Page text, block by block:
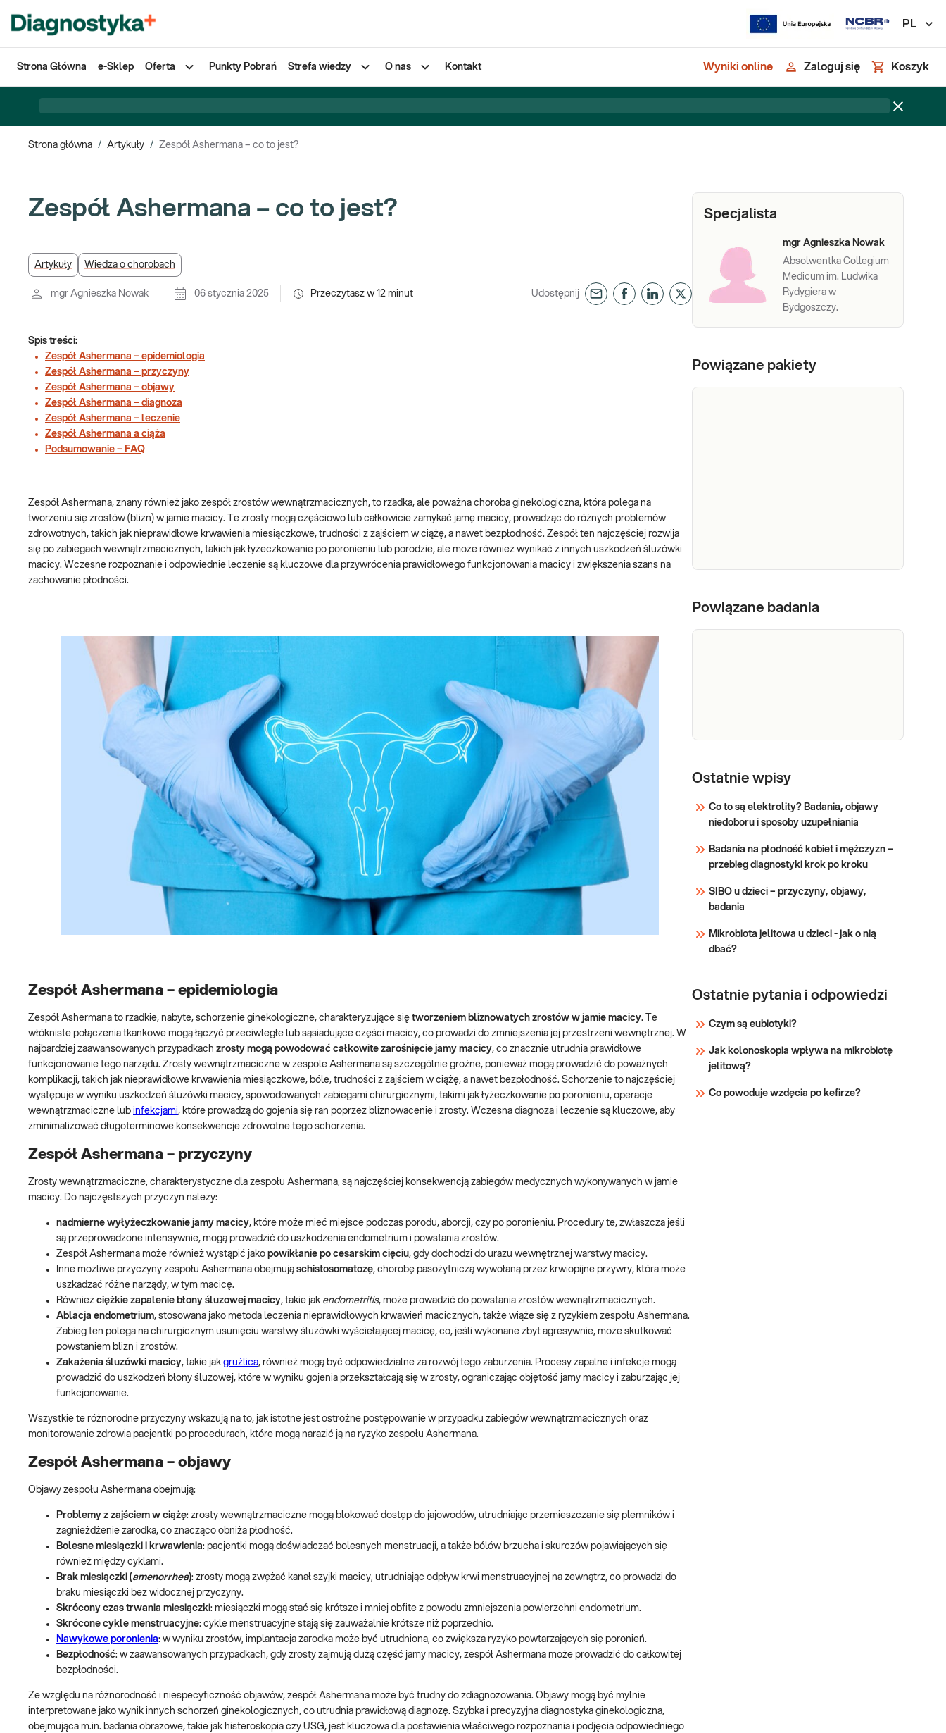
PL
Strona Główna e-Sklep Oferta Punkty Pobrań Strefa wiedzy O nas Kontakt Wyniki online Zaloguj się Koszyk
Strona główna / Artykuły / Zespół Ashermana – co to jest?
Zespół Ashermana – co to jest?
Artykuły Wiedza o chorobach
mgr Agnieszka Nowak 06 stycznia 2025 Przeczytasz w 12 minut Udostępnij
Spis treści:
Zespół Ashermana – epidemiologia
Zespół Ashermana – przyczyny
Zespół Ashermana – objawy
Zespół Ashermana – diagnoza
Zespół Ashermana – leczenie
Zespół Ashermana a ciąża
Podsumowanie – FAQ
Zespół Ashermana, znany również jako zespół zrostów wewnątrzmacicznych, to rzadka, ale poważna choroba ginekologiczna, która polega na
tworzeniu się zrostów (blizn) w jamie macicy. Te zrosty mogą częściowo lub całkowicie zamykać jamę macicy, prowadząc do różnych problemów
zdrowotnych, takich jak nieprawidłowe krwawienia miesiączkowe, trudności z zajściem w ciążę, a nawet bezpłodność. Zespół ten najczęściej rozwija
się po zabiegach wewnątrzmacicznych, takich jak łyżeczkowanie po poronieniu lub porodzie, ale może również wynikać z innych uszkodzeń śluzówki
macicy. Wczesne rozpoznanie i odpowiednie leczenie są kluczowe dla przywrócenia prawidłowego funkcjonowania macicy i zwiększenia szans na
zachowanie płodności.
Zespół Ashermana – epidemiologia
Zespół Ashermana to rzadkie, nabyte, schorzenie ginekologiczne, charakteryzujące się tworzeniem bliznowatych zrostów w jamie macicy. Te
włókniste połączenia tkankowe mogą łączyć przeciwległe lub sąsiadujące części macicy, co prowadzi do zmniejszenia jej przestrzeni wewnętrznej. W
najbardziej zaawansowanych przypadkach zrosty mogą powodować całkowite zarośnięcie jamy macicy, co znacznie utrudnia prawidłowe
funkcjonowanie tego narządu. Zrosty wewnątrzmaciczne w zespole Ashermana są szczególnie groźne, ponieważ mogą prowadzić do poważnych
komplikacji, takich jak nieprawidłowe krwawienia miesiączkowe, bóle, trudności z zajściem w ciążę, a nawet bezpłodność. Schorzenie to najczęściej
występuje w wyniku uszkodzeń śluzówki macicy, spowodowanych zabiegami chirurgicznymi, takimi jak łyżeczkowanie po poronieniu, operacje
wewnątrzmaciczne lub infekcjami, które prowadzą do gojenia się ran poprzez bliznowacenie i zrosty. Wczesna diagnoza i leczenie są kluczowe, aby
zminimalizować długoterminowe konsekwencje zdrowotne tego schorzenia.
Zespół Ashermana – przyczyny
Zrosty wewnątrzmaciczne, charakterystyczne dla zespołu Ashermana, są najczęściej konsekwencją zabiegów medycznych wykonywanych w jamie
macicy. Do najczęstszych przyczyn należy:
nadmierne wyłyżeczkowanie jamy macicy, które może mieć miejsce podczas porodu, aborcji, czy po poronieniu. Procedury te, zwłaszcza jeśli
są przeprowadzone intensywnie, mogą prowadzić do uszkodzenia endometrium i powstania zrostów.
Zespół Ashermana może również wystąpić jako powikłanie po cesarskim cięciu, gdy dochodzi do urazu wewnętrznej warstwy macicy.
Inne możliwe przyczyny zespołu Ashermana obejmują schistosomatozę, chorobę pasożytniczą wywołaną przez krwiopijne przywry, która może
uszkadzać różne narządy, w tym macicę.
Również ciężkie zapalenie błony śluzowej macicy, takie jak endometritis, może prowadzić do powstania zrostów wewnątrzmacicznych.
Ablacja endometrium, stosowana jako metoda leczenia nieprawidłowych krwawień macicznych, także wiąże się z ryzykiem zespołu Ashermana.
Zabieg ten polega na chirurgicznym usunięciu warstwy śluzówki wyściełającej macicę, co, jeśli wykonane zbyt agresywnie, może skutkować
powstaniem blizn i zrostów.
Zakażenia śluzówki macicy, takie jak gruźlica, również mogą być odpowiedzialne za rozwój tego zaburzenia. Procesy zapalne i infekcje mogą
prowadzić do uszkodzeń błony śluzowej, które w wyniku gojenia przekształcają się w zrosty, ograniczając objętość jamy macicy i zaburzając jej
funkcjonowanie.
Wszystkie te różnorodne przyczyny wskazują na to, jak istotne jest ostrożne postępowanie w przypadku zabiegów wewnątrzmacicznych oraz
monitorowanie zdrowia pacjentki po procedurach, które mogą narazić ją na ryzyko zespołu Ashermana.
Zespół Ashermana – objawy
Objawy zespołu Ashermana obejmują:
Problemy z zajściem w ciążę: zrosty wewnątrzmaciczne mogą blokować dostęp do jajowodów, utrudniając przemieszczanie się plemników i
zagnieżdżenie zarodka, co znacząco obniża płodność.
Bolesne miesiączki i krwawienia: pacjentki mogą doświadczać bolesnych menstruacji, a także bólów brzucha i skurczów pojawiających się
również między cyklami.
Brak miesiączki (amenorrhea): zrosty mogą zwężać kanał szyjki macicy, utrudniając odpływ krwi menstruacyjnej na zewnątrz, co prowadzi do
braku miesiączki bez widocznej przyczyny.
Skrócony czas trwania miesiączki: miesiączki mogą stać się krótsze i mniej obfite z powodu zmniejszenia powierzchni endometrium.
Skrócone cykle menstruacyjne: cykle menstruacyjne stają się zauważalnie krótsze niż poprzednio.
Nawykowe poronienia: w wyniku zrostów, implantacja zarodka może być utrudniona, co zwiększa ryzyko powtarzających się poronień.
Bezpłodność: w zaawansowanych przypadkach, gdy zrosty zajmują dużą część jamy macicy, zespół Ashermana może prowadzić do całkowitej
bezpłodności.
Ze względu na różnorodność i niespecyficzność objawów, zespół Ashermana może być trudny do zdiagnozowania. Objawy mogą być mylnie
interpretowane jako wynik innych schorzeń ginekologicznych, co utrudnia prawidłową diagnozę. Szybka i precyzyjna diagnostyka ginekologiczna,
obejmująca m.in. badania obrazowe, takie jak histeroskopia czy USG, jest kluczowa dla postawienia właściwego rozpoznania i podjęcia odpowiedniego
Specjalista
mgr Agnieszka Nowak
Absolwentka Collegium
Medicum im. Ludwika
Rydygiera w
Bydgoszczy.
Powiązane pakiety
badania na
funkcjonowania układu
Powiązane badania
zaburzeń cyklu
nieprawidłowych krwawień
miesięcznych i zaburzeń
monitorowanie owulacji
naturalnej i indukowanej w
rozrodu.
Sprawdź
Ostatnie wpisy
Co to są elektrolity? Badania, objawy
niedoboru i sposoby uzupełniania
Badania na płodność kobiet i mężczyzn –
przebieg diagnostyki krok po kroku
SIBO u dzieci – przyczyny, objawy,
badania
Mikrobiota jelitowa u dzieci - jak o nią
dbać?
Ostatnie pytania i odpowiedzi
Czym są eubiotyki?
Jak kolonoskopia wpływa na mikrobiotę
jelitową?
Co powoduje wzdęcia po kefirze?